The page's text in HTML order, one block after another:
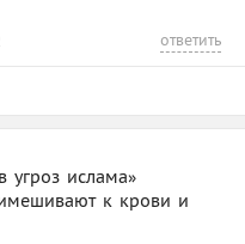
ответить
угроз ислама»
к крови и